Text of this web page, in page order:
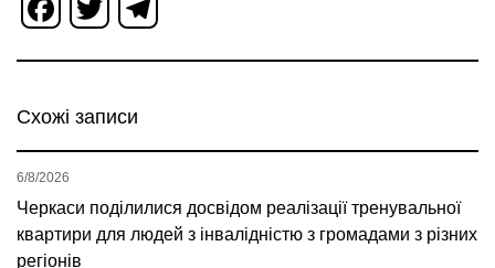
Facebook
Twitter
Схожі записи
Черкаси поділилися досвідом реалізації тренувальної
квартири для людей з інвалідністю з громадами з різних
регіонів
6/8/2026